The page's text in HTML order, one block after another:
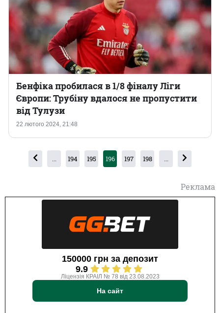
22 лютого 2024, 21:48
Бенфіка пробилася в 1/8 фіналу Ліги
Європи: Трубіну вдалося не пропустити
від Тулузи
... 194 195 196 197 198 ...
Реклама
150000 грн за депозит
9.9
Ліцензія КРАІЛ № 78 від 23.08.2023
На сайт